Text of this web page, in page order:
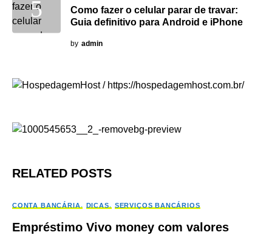
Como fazer o celular parar de travar:
Guia definitivo para Android e iPhone
by admin
RELATED POSTS
CONTA BANCÁRIA DICAS SERVIÇOS BANCÁRIOS
Empréstimo Vivo money com valores